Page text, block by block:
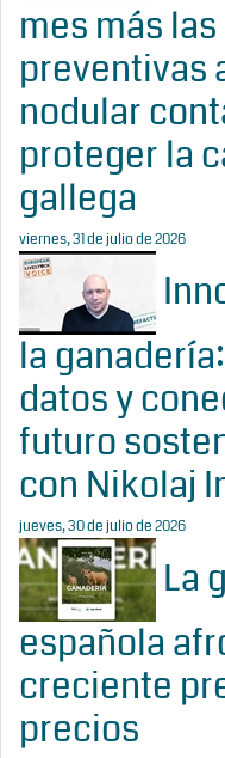
mes más
preventivas
nodular
proteger la
gallega
viernes, 31 de julio de 2026
la
datos y
futuro
con Nikolaj
jueves, 30 de julio de 2026
La
española
creciente
precios